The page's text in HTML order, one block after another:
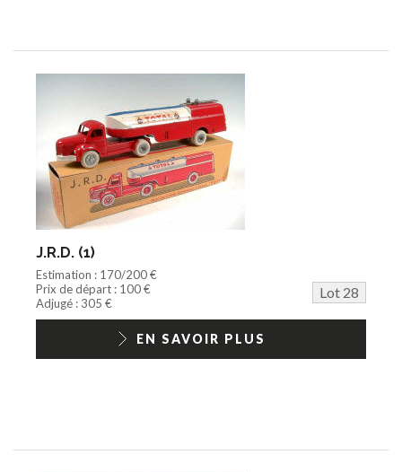
J.R.D. (1)
Estimation : 170/200 €
Prix de départ : 100 €
Lot 28
Adjugé : 305 €
EN SAVOIR PLUS